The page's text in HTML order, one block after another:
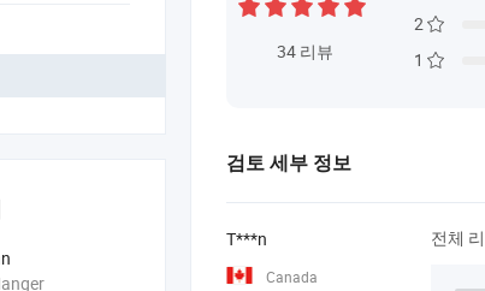
34 리뷰
2
1
검토 세부 정보
T***n
Canada
전체